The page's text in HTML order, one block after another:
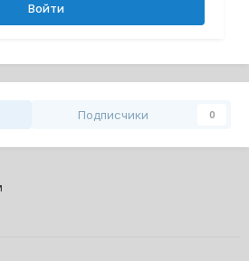
Войти
Подписчики 0